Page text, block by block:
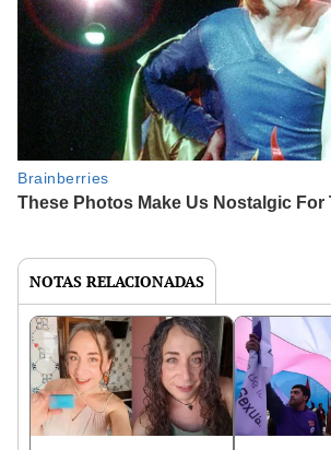
NOTAS RELACIONADAS